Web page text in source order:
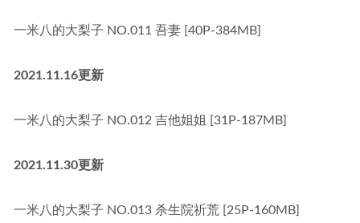
一米八的大梨子 NO.011 吾妻 [40P-384MB]
2021.11.16更新
一米八的大梨子 NO.012 吉他姐姐 [31P-187MB]
2021.11.30更新
一米八的大梨子 NO.013 杀生院祈荒 [25P-160MB]